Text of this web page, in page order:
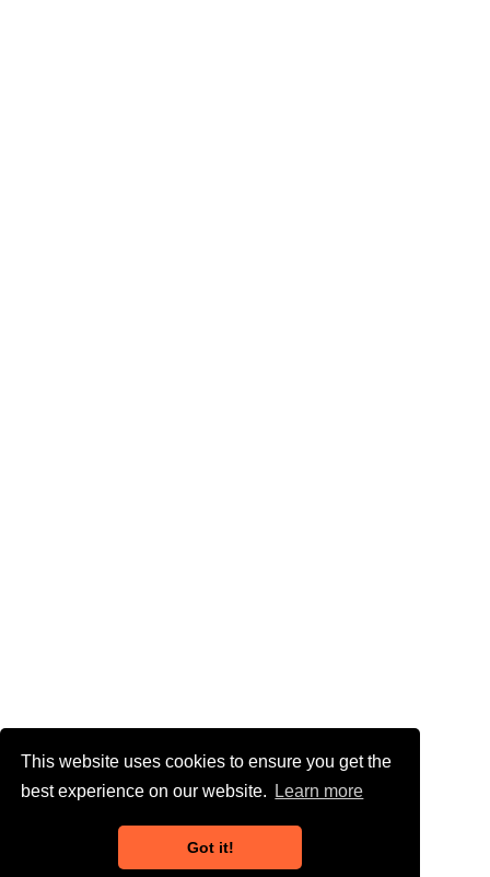
This website uses cookies to ensure you get the
best experience on our website.
Learn more
Got it!